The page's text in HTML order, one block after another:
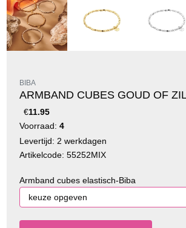
BIBA
ARMBAND CUBES GOUD OF
€11.95
Voorraad: 4
Levertijd: 2 werkdagen
Artikelcode: 55252MIX
Armband cubes elastisch-Biba